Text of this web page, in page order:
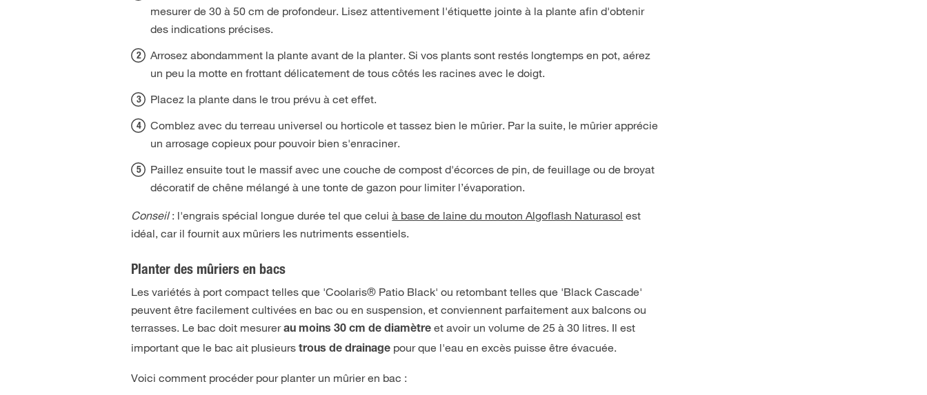
mesurer de 30 à 50 cm de profondeur. Lisez attentivement l'étiquette jointe à la plante afin d'obtenir
des indications précises.
Arrosez abondamment la plante avant de la planter. Si vos plants sont restés longtemps en pot, aérez
un peu la motte en frottant délicatement de tous côtés les racines avec le doigt.
Placez la plante dans le trou prévu à cet effet.
Comblez avec du terreau universel ou horticole et tassez bien le mûrier. Par la suite, le mûrier apprécie
un arrosage copieux pour pouvoir bien s'enraciner.
Paillez ensuite tout le massif avec une couche de compost d'écorces de pin, de feuillage ou de broyat
décoratif de chêne mélangé à une tonte de gazon pour limiter l’évaporation.
Conseil : l'engrais spécial longue durée tel que celuià base de laine du mouton Algoflash Naturasol est
idéal, car il fournit aux mûriers les nutriments essentiels.
Planter des mûriers en bacs
Les variétés à port compact telles que 'Coolaris® Patio Black' ou retombant telles que 'Black Cascade'
peuvent être facilement cultivées en bac ou en suspension, et conviennent parfaitement aux balcons ou
terrasses. Le bac doit mesurerau moins 30 cm de diamètreet avoir un volume de 25 à 30 litres. Il est
important que le bac ait plusieurstrous de drainage pour que l'eau en excès puisse être évacuée.
Voici comment procéder pour planter un mûrier en bac :